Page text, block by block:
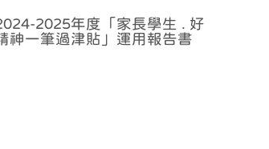
2025年度「家長學生 . 好
神一筆過津貼」運用報告書